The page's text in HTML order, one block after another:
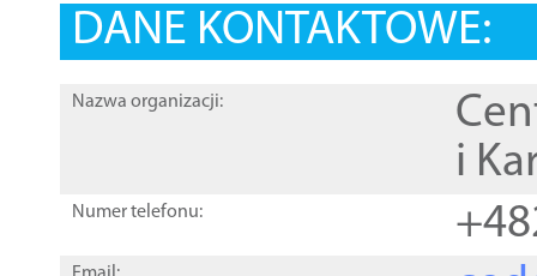
DANE KONTAKTOWE:
Nazwa organizacji:
i
Numer telefonu: